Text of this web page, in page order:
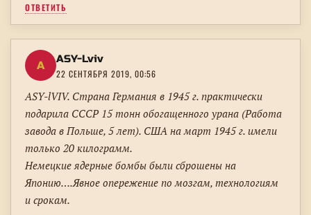
ОТВЕТИТЬ
A ASY-Lviv
22 СЕНТЯБРЯ 2019, 00:56
ASY-lVIV. Страна Германия в 1945 г. практически
подарила СССР 15 тонн обогащенного урана (Работа
завода в Польше, 5 лет). США на март 1945 г. имели
только 20 килограмм.
Немецкие ядерные бомбы были сброшены на
Японию….Явное опережение по мозгам, технологиям
и срокам.